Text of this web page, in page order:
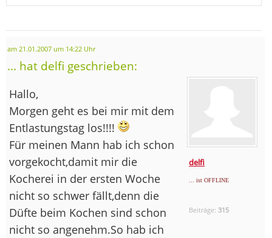
am 21.01.2007 um 14:22 Uhr
... hat delfi geschrieben:
delfi
... ist OFFLINE
Beiträge:315
Hallo,
Morgen geht es bei mir mit dem
Entlastungstag los!!!!
Für meinen Mann hab ich schon
vorgekocht,damit mir die
Kocherei in der ersten Woche
nicht so schwer fällt,denn die
Düfte beim Kochen sind schon
nicht so angenehm.So hab ich